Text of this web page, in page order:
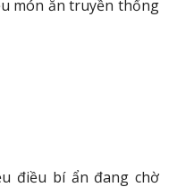
món ăn truyền thống
điều bí ẩn đang chờ